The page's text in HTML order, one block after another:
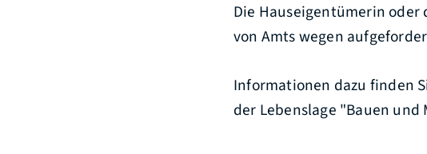
Die Hauseigentümerin
von Amts wegen
Informationen dazu finden
der Lebenslage "Bauen und